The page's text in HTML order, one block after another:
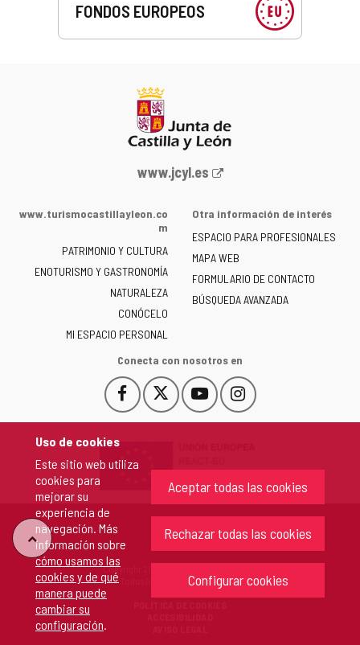
Uso de cookies
Este sitio web utiliza
cookies para
mejorar su
experiencia de
navegación. Más
información sobre
cómo usamos las
cookies y de qué
manera puede
cambiar su
configuración.
Aceptar todas las cookies
Rechazar todas las cookies
Configurar cookies
FONDOS EUROPEOS
Portal
la
de
Castilla
y
León
-
www.jcyl.es
www.turismocastillayleon.co
m
PATRIMONIO Y CULTURA
ENOTURISMO Y GASTRONOMÍA
NATURALEZA
CONÓCELO
MI ESPACIO PERSONAL
Otra información de interés
ESPACIO PARA PROFESIONALES
MAPA WEB
FORMULARIO DE CONTACTO
BÚSQUEDA AVANZADA
Conecta con nosotros en
Facebook
Este
enlace
en
nueva.
Este
enlace
una
ventana
nueva.
YouTube
Este
enlace
una
ventana
nueva.
Instagram
Este
enlace
una
ventana
nueva.
"Volver
arriba"
Copyright 2026 - Junta de Castilla y León
Todos los derechos reservados.